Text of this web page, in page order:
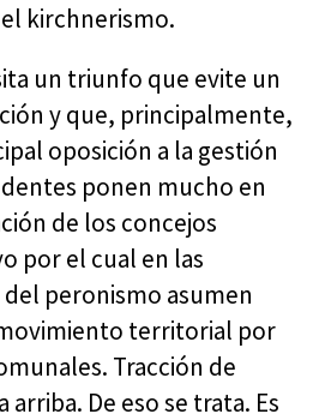
kirchnerismo.
un triunfo que evite un
y que, principalmente,
oposición a la gestión
ponen mucho en
de los concejos
por el cual en las
peronismo asumen
territorial por
Tracción de
arriba. De eso se trata. Es